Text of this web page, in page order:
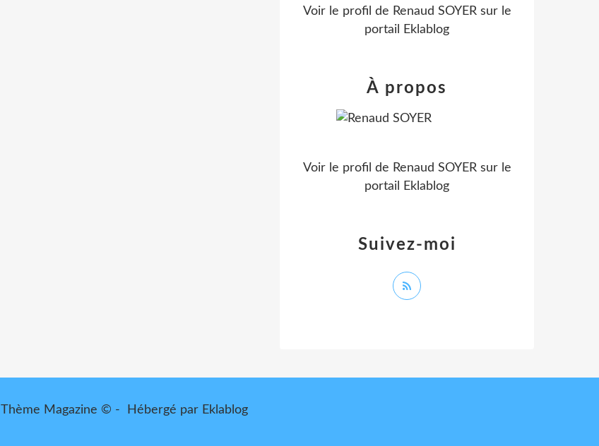
Voir le profil de Renaud SOYERsur le
portail Eklablog
Suivez-moi
À propos
Voir le profil de Renaud SOYERsur le
portail Eklablog
Thème Magazine © - Hébergé par Eklablog